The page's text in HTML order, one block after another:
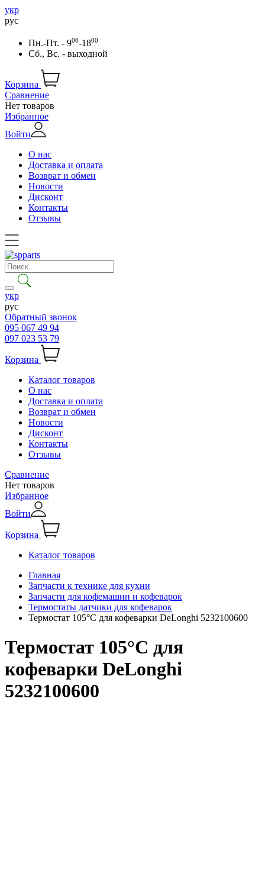
укр
рус
Пн.-Пт. - 900-1800
Сб., Вс. - выходной
Корзина
Сравнение
Нет товаров
Избранное
Войти
О нас
Доставка и оплата
Возврат и обмен
Новости
Дисконт
Контакты
Отзывы
укр
рус
Обратный звонок
095 067 49 94
097 023 53 79
Корзина
Каталог товаров
О нас
Доставка и оплата
Возврат и обмен
Новости
Дисконт
Контакты
Отзывы
Сравнение
Нет товаров
Избранное
Войти
Корзина
Каталог товаров
Главная
Запчасти к технике для кухни
Запчасти для кофемашин и кофеварок
Термостаты датчики для кофеварок
Термостат 105°C для кофеварки DeLonghi 5232100600
Термостат 105°C для
кофеварки DeLonghi
5232100600